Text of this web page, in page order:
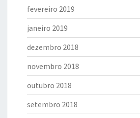
fevereiro 2019
janeiro 2019
dezembro 2018
novembro 2018
outubro 2018
setembro 2018